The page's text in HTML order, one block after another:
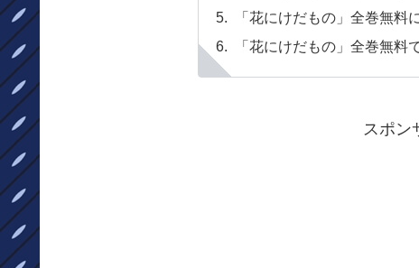
「花にけだもの」全巻無料
「花にけだもの」全巻無料
スポン